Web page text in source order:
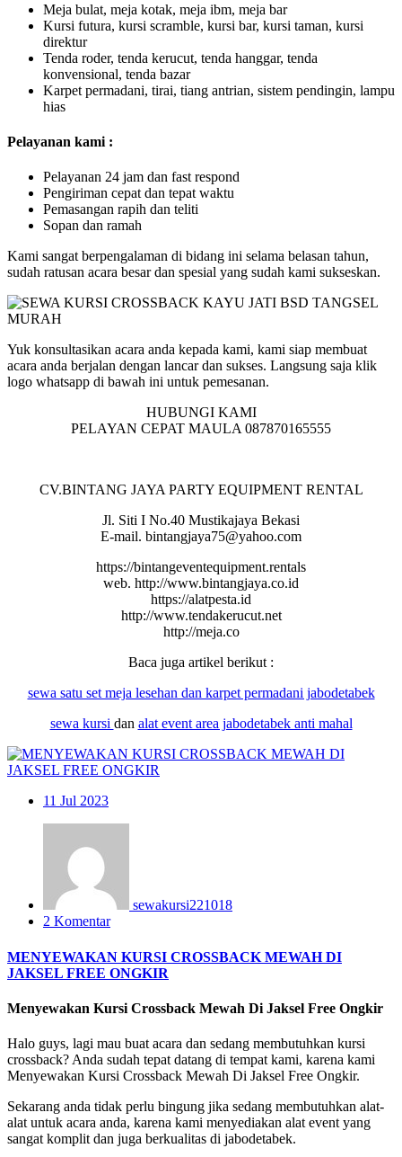
Meja bulat, meja kotak, meja ibm, meja bar
Kursi futura, kursi scramble, kursi bar, kursi taman, kursi
direktur
Tenda roder, tenda kerucut, tenda hanggar, tenda
konvensional, tenda bazar
Karpet permadani, tirai, tiang antrian, sistem pendingin, lampu
hias
Pelayanan kami :
Pelayanan 24 jam dan fast respond
Pengiriman cepat dan tepat waktu
Pemasangan rapih dan teliti
Sopan dan ramah
Kami sangat berpengalaman di bidang ini selama belasan tahun,
sudah ratusan acara besar dan spesial yang sudah kami sukseskan.
Yuk konsultasikan acara anda kepada kami, kami siap membuat
acara anda berjalan dengan lancar dan sukses. Langsung saja klik
logo whatsapp di bawah ini untuk pemesanan.
HUBUNGI KAMI
PELAYAN CEPAT MAULA 087870165555
CV.BINTANG JAYA PARTY EQUIPMENT RENTAL
Jl. Siti I No.40 Mustikajaya Bekasi
E-mail. bintangjaya75@yahoo.com
https://bintangeventequipment.rentals
web. http://www.bintangjaya.co.id
https://alatpesta.id
http://www.tendakerucut.net
http://meja.co
Baca juga artikel berikut :
sewa satu set meja lesehan dan karpet permadani jabodetabek
sewa kursi dan alat event area jabodetabek anti mahal
11 Jul 2023
sewakursi221018
2 Komentar
MENYEWAKAN KURSI CROSSBACK MEWAH DI
JAKSEL FREE ONGKIR
Menyewakan Kursi Crossback Mewah Di Jaksel Free Ongkir
Halo guys, lagi mau buat acara dan sedang membutuhkan kursi
crossback? Anda sudah tepat datang di tempat kami, karena kami
Menyewakan Kursi Crossback Mewah Di Jaksel Free Ongkir.
Sekarang anda tidak perlu bingung jika sedang membutuhkan alat-
alat untuk acara anda, karena kami menyediakan alat event yang
sangat komplit dan juga berkualitas di jabodetabek.